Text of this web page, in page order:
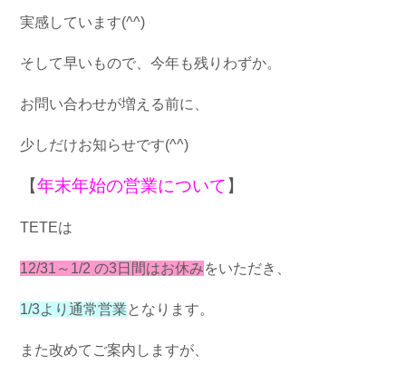
実感しています(^^)
そして早いもので、今年も残りわずか。
お問い合わせが増える前に、
少しだけお知らせです(^^)
【年末年始の営業について 】
TETEは
12/31～1/2 の3日間はお休みをいただき、
1/3より通常営業となります。
また改めてご案内しますが、